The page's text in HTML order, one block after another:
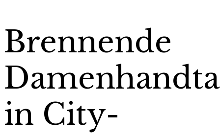
Brennende
in City-